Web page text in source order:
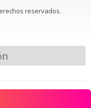
reservados.